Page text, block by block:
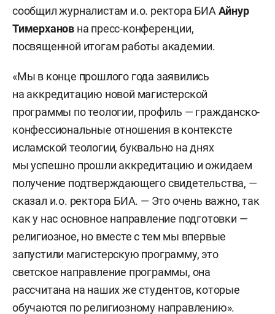
сообщил журналистам и.о. ректора БИА Айнур
Тимерханов на пресс-конференции,
посвященной итогам работы академии.
«Мы в конце прошлого года заявились
на аккредитацию новой магистерской
программы по теологии, профиль — гражданско-
конфессиональные отношения в контексте
исламской теологии, буквально на днях
мы успешно прошли аккредитацию и ожидаем
получение подтверждающего свидетельства, —
сказал и.о. ректора БИА. — Это очень важно, так
как у нас основное направление подготовки —
религиозное, но вместе с тем мы впервые
запустили магистерскую программу, это
светское направление программы, она
рассчитана на наших же студентов, которые
обучаются по религиозному направлению».